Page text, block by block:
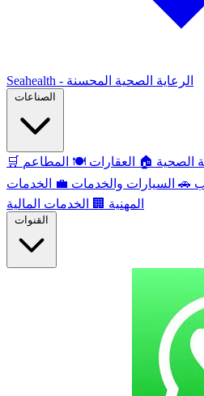
Seahealth - الرعاية الصحية المحسنة
🛒 الصحية 🏠 العقارات 🍽️ المطاعم
🚗 السيارات والخدمات 💼
الخدمات
المهنية 🏢 الخدمات المالية